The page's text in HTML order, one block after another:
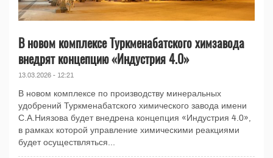
В новом комплексе Туркменабатского химзавода
внедрят концепцию «Индустрия 4.0»
13.03.2026 - 12:21
В новом комплексе по производству минеральных
удобрений Туркменабатского химического завода имени
С.А.Ниязова будет внедрена концепция «Индустрия 4.0»,
в рамках которой управление химическими реакциями
будет осуществляться...